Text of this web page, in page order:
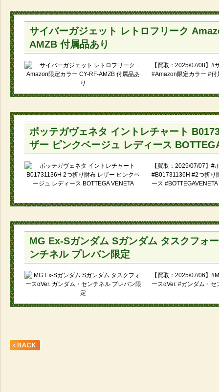
サイバーガジェット レトロフリーク
AMZB 付属品あり
【買取：2025/07/08】#
#Amazon限定カラー #付
ボッテガヴェネタ イントレチャート
ザー ピンクベージュ レディース
【買取：2025/07/07】#
#B01731136H #2つ折り
ース
MG Ex-Sガンダム Sガンダム タスクフォ
ンチネル プレバン限定
【買取：2025/07/06】
ースαVer. #ガンダム・